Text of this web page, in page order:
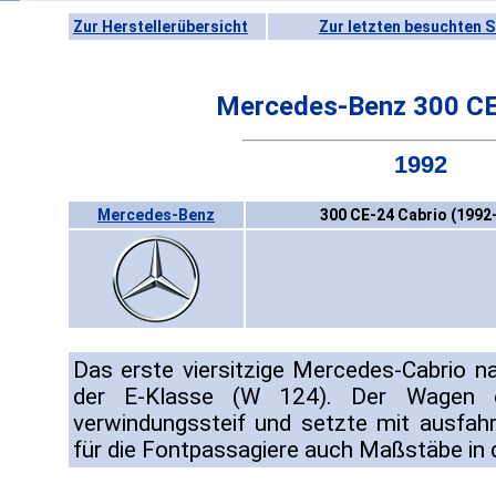
Zur Herstellerübersicht Zur letzten besuchten
Mercedes-Benz 300
1992
Mercedes-Benz 300 CE-24 Cabrio
Das erste viersitzige Mercedes-Cabrio
der E-Klasse (W 124). Der Wagen
verwindungssteif und setzte mit
für die Fontpassagiere auch Maßstäbe in